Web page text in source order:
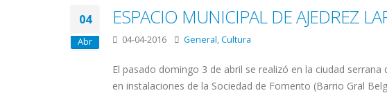
04
Abr
ESPACIO MUNICIPAL DE AJEDREZ
04-04-2016 General,Cultura
El pasado domingo 3 de abril se realizó en la ciudad
en instalaciones de la Sociedad de Fomento (Barrio Gral